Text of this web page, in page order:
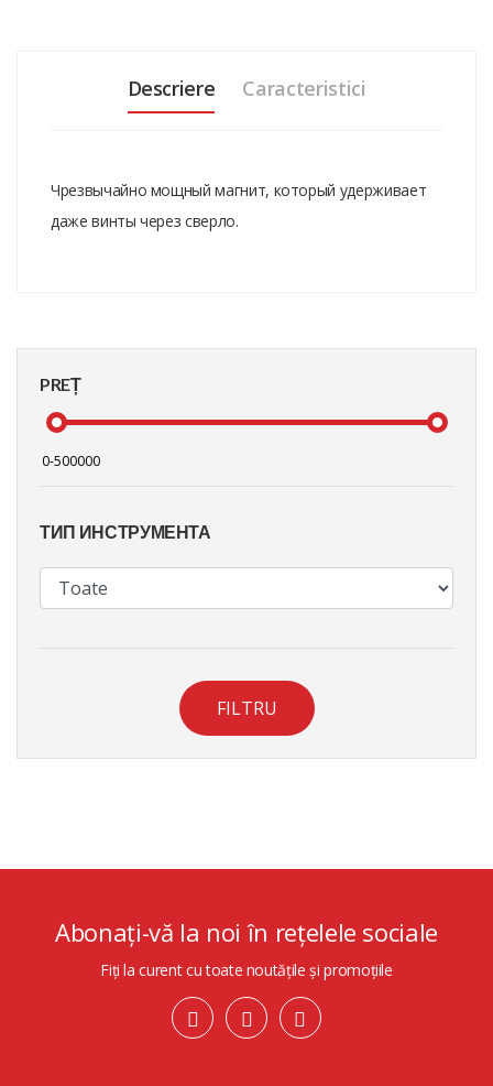
PREȚ
ТИП ИНСТРУМЕНТА
FILTRU
Descriere Caracteristici
Чрезвычайно мощный магнит, который удерживает
даже винты через сверло.
Abonați-vă la noi în rețelele sociale
Fiți la curent cu toate noutățile și promoțiile